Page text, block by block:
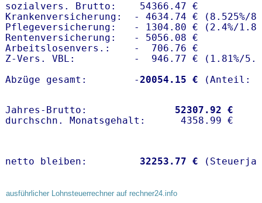
sozialvers. Brutto:    54366.47 €
Krankenversicherung:  - 4634.74 € (8.525%/
Pflegeversicherung:   - 1304.80 € (2.4%/
Rentenversicherung:   - 5056.08 €
Arbeitslosenvers.:    -  706.76 €
Z-Vers. VBL:          -  946.77 € ( 1.81%/
Abzüge gesamt:        -20054.15 €
Jahres-Brutto: 52307.92 €
netto bleiben: 32253.77 €
ausführlicher Lohnsteuerrechner auf rechner24.info